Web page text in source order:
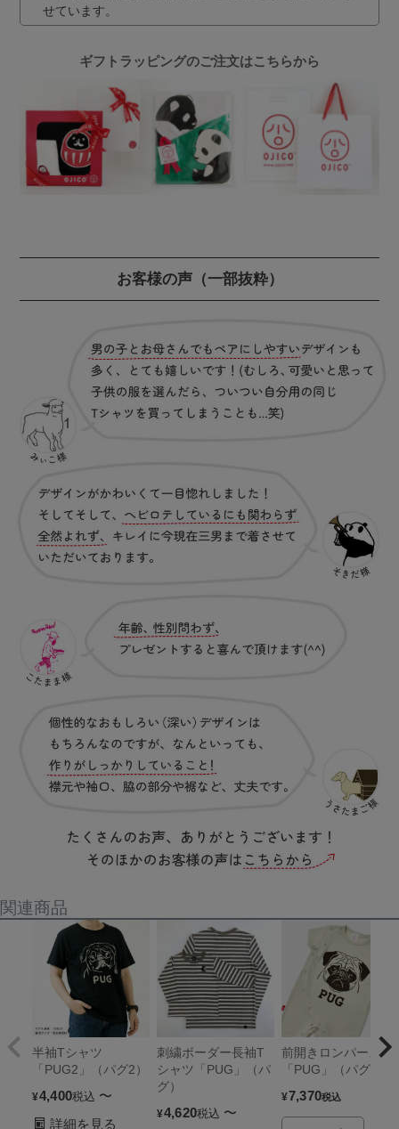
せています。
ギフトラッピングのご注文はこちらから
お客様の声（一部抜粋）
関連商品
半袖Tシャツ
「PUG2」（パグ2）
¥4,400税込 〜
詳細を見る
刺繍ボーダー長袖T
シャツ「PUG」（パ
グ）
¥4,620税込 〜
前開きロンパース
「PUG」（パグ）
¥7,370税込